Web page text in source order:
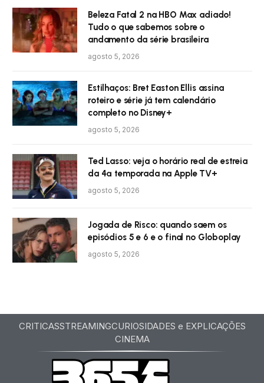
Beleza Fatal 2 na HBO Max adiado!
Tudo o que sabemos sobre o
andamento da série brasileira
agosto 5, 2026
Estilhaços: Bret Easton Ellis assina
roteiro e série já tem calendário
completo no Disney+
agosto 5, 2026
Ted Lasso: veja o horário real de estreia
da 4ª temporada na Apple TV+
agosto 5, 2026
Jogada de Risco: quando saem os
episódios 5 e 6 e o final no Globoplay
agosto 5, 2026
CRITICASSTREAMINGCURIOSIDADES e EXPLICAÇÕES
CINEMA